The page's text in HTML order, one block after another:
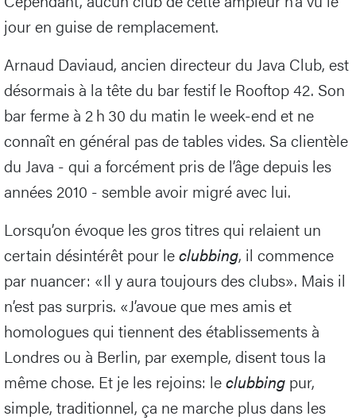
jour en guise de remplacement.
Arnaud Daviaud, ancien directeur du Java Club, est
désormais à la tête du bar festif le Rooftop 42. Son
bar ferme à 2 h 30 du matin le week-end et ne
connaît en général pas de tables vides. Sa clientèle
du Java - qui a forcément pris de l’âge depuis les
années 2010 - semble avoir migré avec lui.
Lorsqu’on évoque les gros titres qui relaient un
certain désintérêt pour leclubbing, il commence
par nuancer: «Il y aura toujours des clubs». Mais il
n’est pas surpris. «J’avoue que mes amis et
homologues qui tiennent des établissements à
Londres ou à Berlin, par exemple, disent tous la
même chose. Et je les rejoins: leclubbing pur,
simple, traditionnel, ça ne marche plus dans les